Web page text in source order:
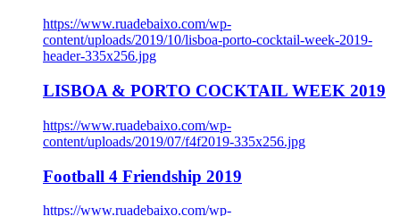
https://www.ruadebaixo.com/wp-
content/uploads/2019/10/lisboa-porto-cocktail-week-2019-
header-335x256.jpg
LISBOA & PORTO COCKTAIL WEEK 2019
https://www.ruadebaixo.com/wp-
content/uploads/2019/07/f4f2019-335x256.jpg
Football 4 Friendship 2019
https://www.ruadebaixo.com/wp-